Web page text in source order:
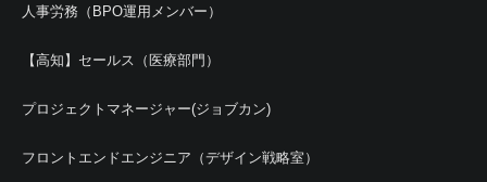
人事労務（BPO運用メンバー）
【高知】セールス（医療部門）
プロジェクトマネージャー(ジョブカン)
フロントエンドエンジニア（デザイン戦略室）